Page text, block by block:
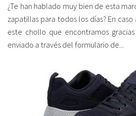
¿Te han hablado muy bien de esta
zapatillas para todos los días? En
este chollo que encontramos
enviado a través del formulario de...